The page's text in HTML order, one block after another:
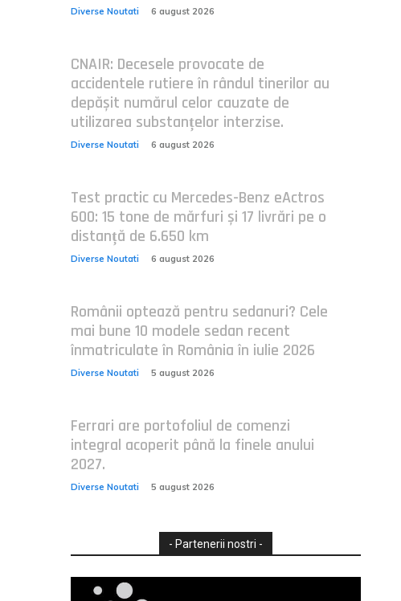
Diverse Noutati 6 august 2026
CNAIR: Decesele provocate de
accidentele rutiere în rândul tinerilor au
depășit numărul celor cauzate de
utilizarea substanțelor interzise.
Diverse Noutati 6 august 2026
Test practic cu Mercedes-Benz eActros
600: 15 tone de mărfuri și 17 livrări pe o
distanță de 6.650 km
Diverse Noutati 6 august 2026
Românii optează pentru sedanuri? Cele
mai bune 10 modele sedan recent
înmatriculate în România în iulie 2026
Diverse Noutati 5 august 2026
Ferrari are portofoliul de comenzi
integral acoperit până la finele anului
2027.
Diverse Noutati 5 august 2026
- Partenerii nostri -